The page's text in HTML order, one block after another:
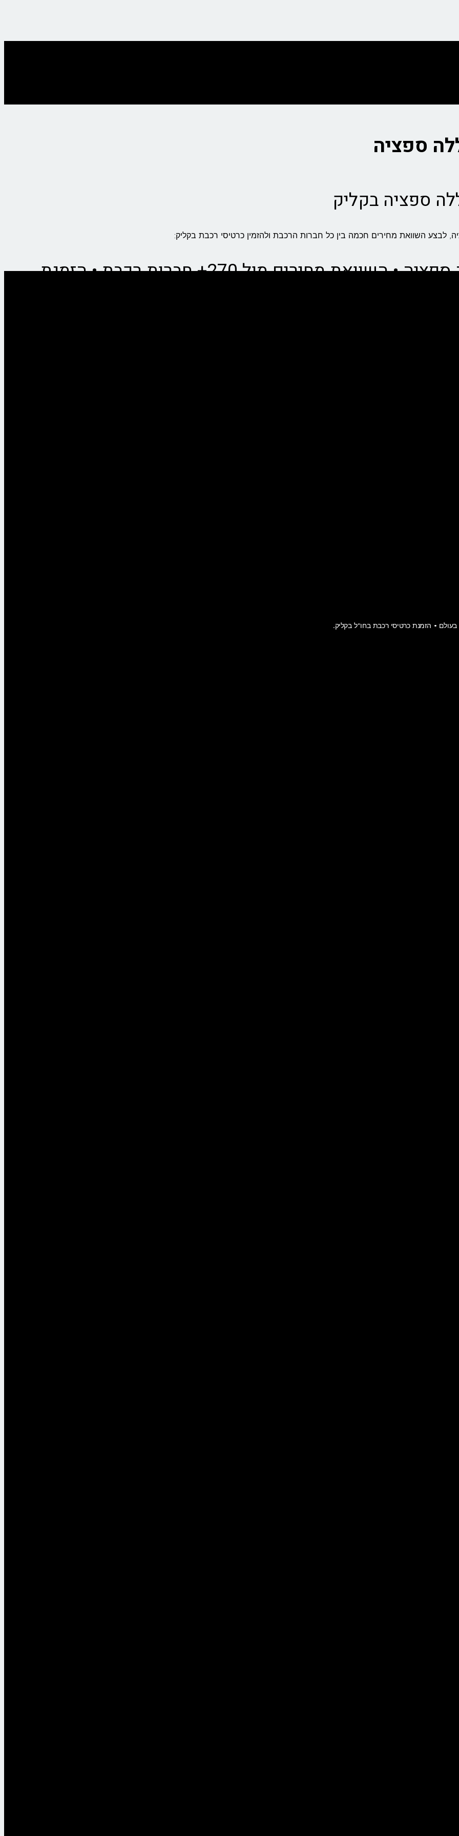
ספציה בקליק
Railways • רכבת מפירנצה ללה ספציה • השוואת מחירים מול 270+ חברות רכבת • הזמנת
בקליק
לתחנה!
הים התיכון. בזכות הקישוריות המצוינת, המרחק בין פירנצה ללה ספציה ברכבת נעשה בקלות והופך את לה ספציה לנקודת מוצא
הציוריים.
ספציה אונליין – מומלץ להזמין את הכרטיסים מראש משום שככל שתזמינו מוקדם יותר, כך המחיר יהיה נמוך יותר!